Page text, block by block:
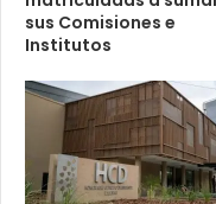
sus Comisiones e
Institutos